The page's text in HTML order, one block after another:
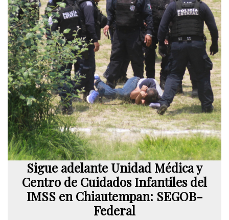
Sigue adelante Unidad Médica y
Centro de Cuidados Infantiles del
IMSS en Chiautempan: SEGOB-
Federal